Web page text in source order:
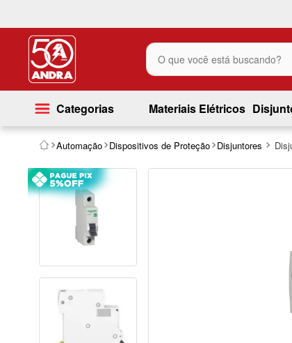
O que você está buscando?
Categorias Materiais Elétricos
Automação Dispositivos de Proteção Disjuntores